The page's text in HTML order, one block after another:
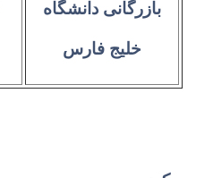
بازرگانی دانشگاه
خلیج فارس